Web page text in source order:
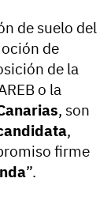
de suelo del
de
de la
o la
, son
,
firme
”.